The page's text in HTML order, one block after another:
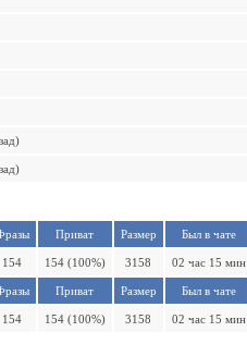
Приват Размер Был в чате
154 154 (100%) 3158 02 час 15 мин
Приват Размер Был в чате
154 154 (100%) 3158 02 час 15 мин